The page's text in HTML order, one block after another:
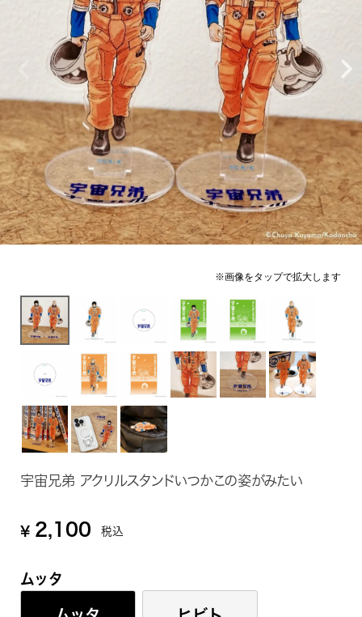
宇宙兄弟 アクリルスタンドいつかこの姿がみたい
¥ 2,100 税込
ムッタ